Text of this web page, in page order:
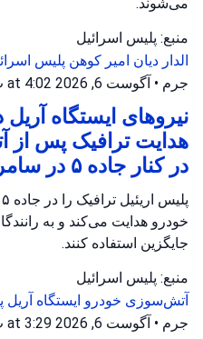
منبع: پلیس اسرائیل
الدار دیان امیر کوهن پلیس
جرم • آگوست 6, 2026 at 4:02 ب.ظ
نیروهای ایستگاه
هدایت ترافیک پس
در کنار جاده ۵ در سامره فعالیت می‌کنند.
خودرو هدایت می‌کند و به
جایگزین استفاده کنند.
منبع: پلیس اسرائیل
آتش‌سوزی خودرو ایستگاه آریل
جرم • آگوست 6, 2026 at 3:29 ب.ظ